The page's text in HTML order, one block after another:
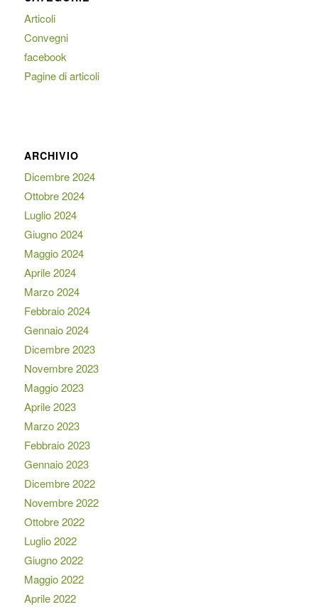
Articoli
Convegni
facebook
Pagine di articoli
ARCHIVIO
Dicembre 2024
Ottobre 2024
Luglio 2024
Giugno 2024
Maggio 2024
Aprile 2024
Marzo 2024
Febbraio 2024
Gennaio 2024
Dicembre 2023
Novembre 2023
Maggio 2023
Aprile 2023
Marzo 2023
Febbraio 2023
Gennaio 2023
Dicembre 2022
Novembre 2022
Ottobre 2022
Luglio 2022
Giugno 2022
Maggio 2022
Aprile 2022